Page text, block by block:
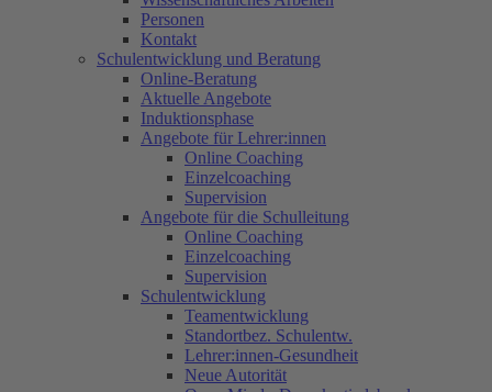
Personen
Kontakt
Schulentwicklung und Beratung
Online-Beratung
Aktuelle Angebote
Induktionsphase
Angebote für Lehrer:innen
Online Coaching
Einzelcoaching
Supervision
Angebote für die Schulleitung
Online Coaching
Einzelcoaching
Supervision
Schulentwicklung
Teamentwicklung
Standortbez. Schulentw.
Lehrer:innen-Gesundheit
Neue Autorität